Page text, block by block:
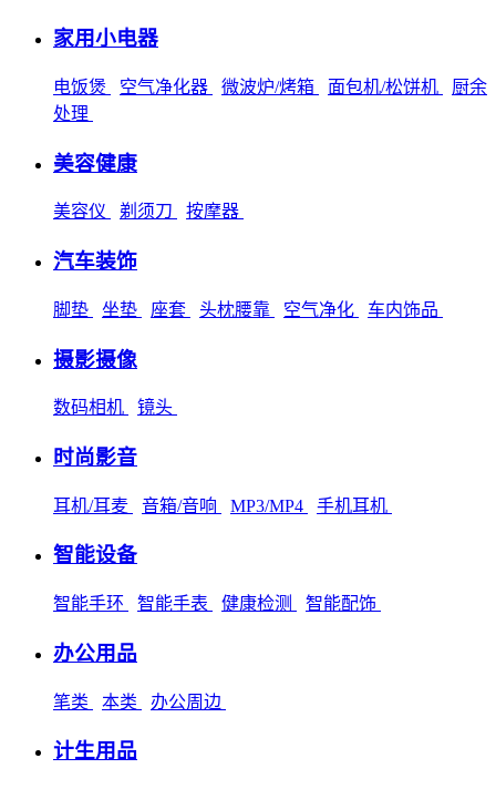
家用小电器
电饭煲 空气净化器 微波炉/烤箱 面包机/松饼机
厨余
处理
美容健康
美容仪 剃须刀 按摩器
汽车装饰
脚垫 坐垫 座套 头枕腰靠 空气净化 车内饰品
摄影摄像
数码相机 镜头
时尚影音
耳机/耳麦 音箱/音响 MP3/MP4 手机耳机
智能设备
智能手环 智能手表 健康检测 智能配饰
办公用品
笔类 本类 办公周边
计生用品